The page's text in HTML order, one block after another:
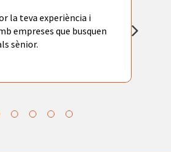
la teva experiència i
empreses que busquen
sènior.